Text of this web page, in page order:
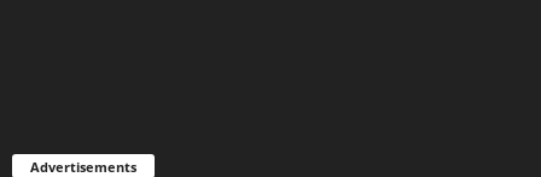
Advertisements